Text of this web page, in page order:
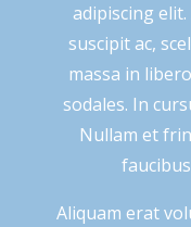
adipiscing
suscipit ac,
massa in
sodales. In
Nullam et
Aliquam erat